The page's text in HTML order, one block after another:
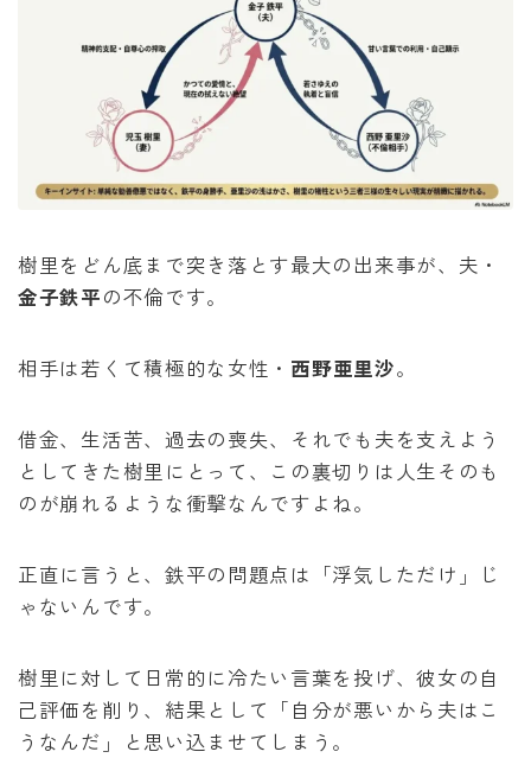
樹里をどん底まで突き落とす最大の出来事が、夫・
金子鉄平の不倫です。
相手は若くて積極的な女性・ 西野亜里沙。
借金、生活苦、過去の喪失、それでも夫を支えよう
としてきた樹里にとって、この裏切りは人生そのも
のが崩れるような衝撃なんですよね。
正直に言うと、鉄平の問題点は「浮気しただけ」じ
ゃないんです。
樹里に対して日常的に冷たい言葉を投げ、彼女の自
己評価を削り、結果として「自分が悪いから夫はこ
うなんだ」と思い込ませてしまう。